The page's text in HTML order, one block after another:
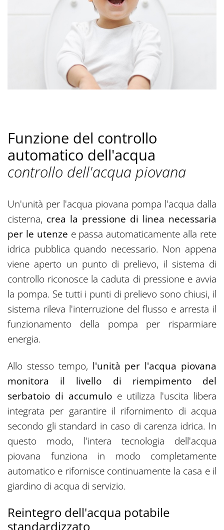
Funzione del controllo
automatico dell'acqua
controllo dell'acqua piovana
Un'unità per l'acqua piovana pompa l'acqua dalla
cisterna, crea la pressione di linea necessaria
per le utenze e passa automaticamente alla rete
idrica pubblica quando necessario. Non appena
viene aperto un punto di prelievo, il sistema di
controllo riconosce la caduta di pressione e avvia
la pompa. Se tutti i punti di prelievo sono chiusi, il
sistema rileva l'interruzione del flusso e arresta il
funzionamento della pompa per risparmiare
energia.
Allo stesso tempo, l'unità per l'acqua piovana
monitora il livello di riempimento del
serbatoio di accumuloe utilizza l'uscita libera
integrata per garantire il rifornimento di acqua
secondo gli standard in caso di carenza idrica. In
questo modo, l'intera tecnologia dell'acqua
piovana funziona in modo completamente
automatico e rifornisce continuamente la casa e il
giardino di acqua di servizio.
Reintegro dell'acqua potabile
standardizzato